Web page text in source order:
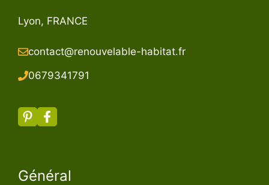
Lyon, FRANCE
contact@renouvelable-habitat.fr
0679341791
Général